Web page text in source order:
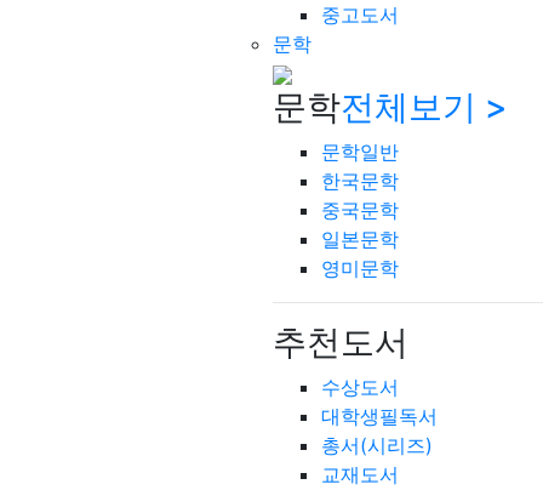
중고도서
문학
문학전체보기 >
문학일반
한국문학
중국문학
일본문학
영미문학
추천도서
수상도서
대학생필독서
총서(시리즈)
교재도서